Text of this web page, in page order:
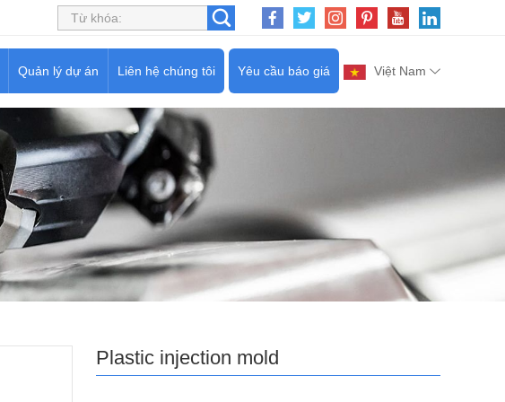
Việt Nam
Yêu cầu báo giá
Quản lý dự án Liên hệ chúng tôi
Plastic injection mold